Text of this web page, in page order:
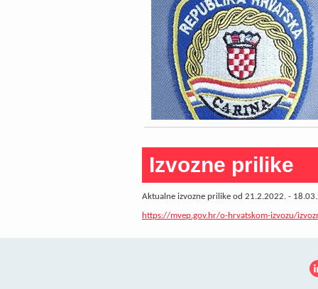
Izvozne prilike
Aktualne izvozne prilike od 21.2.2022. -
https://mvep.gov.hr/o-hrvatskom-izvozu/